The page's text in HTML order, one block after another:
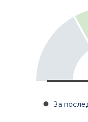
За